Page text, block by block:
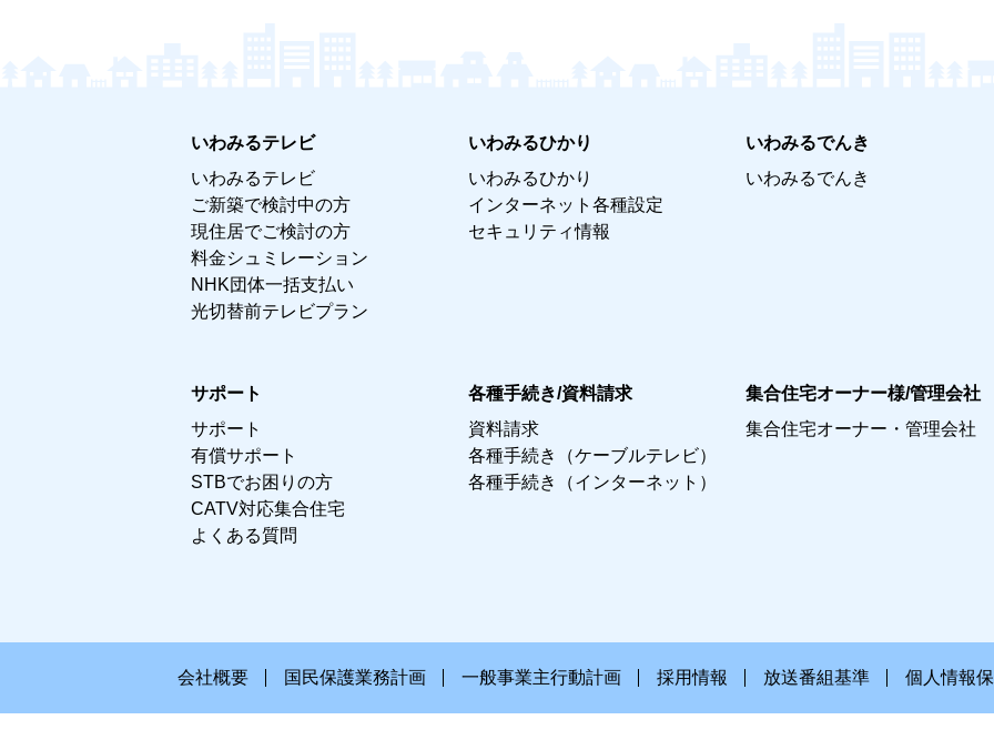
いわみるテレビ
いわみるテレビ
ご新築で検討中の方
現住居でご検討の方
料金シュミレーション
NHK団体一括支払い
光切替前テレビプラン
いわみるひかり
いわみるひかり
インターネット各種設定
セキュリティ情報
いわみるでんき
いわみるでんき
サポート
サポート
有償サポート
STBでお困りの方
CATV対応集合住宅
よくある質問
各種手続き/資料請求
資料請求
各種手続き（ケーブルテレビ）
各種手続き（インターネット）
集合住宅オーナー様/管理会社
集合住宅オーナー・管理会社
会社概要 国民保護業務計画 一般事業主行動計画 採用情報 放送番組基準 個人情報